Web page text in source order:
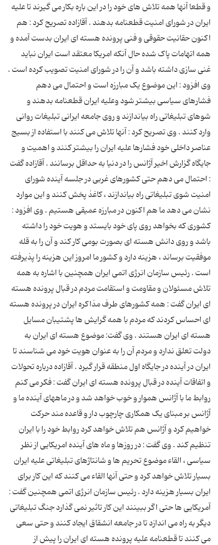
و قطعا آنها همه تلاش های خود را در این باره بکار می گیرند تا علیه
ایران در شورای امنیت قطعنامه بدهند . آقازاده تصریح کرد : هم
اکنون حقانیت حقوقی و فنی پرونده هسته ای ایران بدست آمده و
همه اتهامات پاک شده حال آنکه امریکا معتقد است ایران نباید
غنی سازی داشته باشد و آن را در شورای امنیت تصویب کرده است .
وی افزود : این موضوع یک مبارزه است و احتمال می دهم
فشارهای سیاسی بیشتر شود وعلیه ایران قطعنامه بدهند و
شوهای تبلیغاتی راه بیاندازند و روی جامعه ایرانی تبلیغات روانی
وارد کنند . وی تصریح کرد : آنها تلاش می کنند با استفاده از بسیج
عناصر داخلی خود فشارها علیه ایران را بیشتر کنند و اهمیت و
جایگاه گزارش اخیر آژانس را در دنیا به حداقل برسانند . آقازاده گفت
: احتمال می دهم حتی کشورهای غربی در جلسه آینده شورای
امنیت شوی تبلیغاتی راه بیاندازند ، کاغذ پخش کنند و این موارد
نشان می دهد ما هم اکنون در مبارزه عمیقی هستیم . وی افزود :
کشوری که بخواهد روی پای خود بایستد و هویت خود را داشته
باشد و روی دانش هسته ای بصورت بومی کار کند و آن را به قله
موفقیت برساند ، هزینه دارد و کشور ما امروز این هزینه را پذیرفته
است . رئیس سازمان انرژی اتمی ایران همچنین با اشاره به همه
تلاش مسئولان و مقاومت و استقامت مردم در قبال پرونده هسته
ای ایران گفت : همه کشورهای طرف مذاکره ایران در پرونده هسته
ای احساس کردند که مردم با همه گرایش ها پشتیبان مسایل
هسته ای ایران هستند . وی گفت: موضوع هسته ای ایران به
دولت تعلق ندارد و مردم آن را به عنوان هویت خود می شناسند تا
ایران در آینده در جایگاه اول منطقه قرار گیرد . آقازاده درباره تحولات
و اتفاقات آینده در قبال پرونده هسته ای ایران گفت : فکر می کنم
روابط ما با آژانس هموار و خوب خواهد شد و در ماههای آینده ما و
آژانس بر مبنای یک همکاری چارچوب دار و قاعده مند حرکت
خواهیم کرد و آژانس هم تلاش خواهد کرد روابط خود را با ایران
تنظیم کند . وی گفت : در روزها و ماه های آینده امریکایی از نظر
سیاسی ، القاء موضوع تحریم ها و شانتاژهای تبلیغاتی علیه ایران
بسیار تلاش خواهد کرد و حتی آنها القاء می کنند که این کار برای
ایران بسیار هزینه دارد . رئیس سازمان انرژی اتمی همچنین گفت :
آمریکایی ها حتی اگر ببینند این کار تاثیر نمی گذارد جنگ تبلیغاتی
دیگر به راه می اندازد تا در جامعه انشقاق ایجاد کنند و حتی سعی
می کنند تا قطعنامه علیه پرونده هسته ای ایران را پیش از